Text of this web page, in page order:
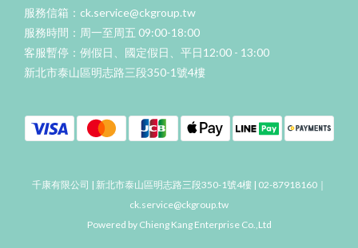
服務信箱：ck.service@ckgroup.tw
服務時間：周一至周五 09:00-18:00
客服暫停：例假日、國定假日、平日12:00 - 13:00
新北市泰山區明志路三段350-1號4樓
千康有限公司 | 新北市泰山區明志路三段350-1號4樓 | 02-87918160｜
ck.service@ckgroup.tw
Powered by Chieng Kang Enterprise Co.,Ltd